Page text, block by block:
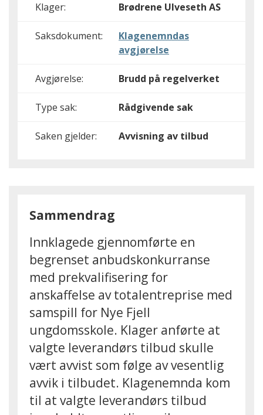
Klager: Brødrene Ulveseth AS
Saksdokument:
Klagenemndas
avgjørelse
Avgjørelse: Brudd på regelverket
Type sak: Rådgivende sak
Saken gjelder: Avvisning av tilbud
Sammendrag
Innklagede gjennomførte en
begrenset anbudskonkurranse
med prekvalifisering for
anskaffelse av totalentreprise med
samspill for Nye Fjell
ungdomsskole. Klager anførte at
valgte leverandørs tilbud skulle
vært avvist som følge av vesentlig
avvik i tilbudet. Klagenemnda kom
til at valgte leverandørs tilbud